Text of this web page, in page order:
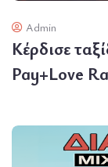
Admin
Κέρδισε
Pay+Love